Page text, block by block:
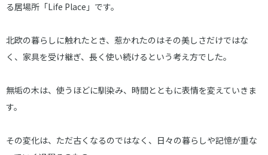
る居場所「Life Place」です。
北欧の暮らしに触れたとき、惹かれたのはその美しさだけではな
く、家具を受け継ぎ、長く使い続けるという考え方でした。
無垢の木は、使うほどに馴染み、時間とともに表情を変えていきま
す。
その変化は、ただ古くなるのではなく、日々の暮らしや記憶が重な